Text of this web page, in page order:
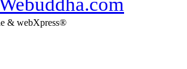
& webXpress®